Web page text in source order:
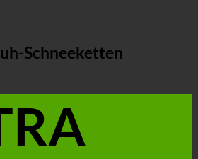
Schneeketten